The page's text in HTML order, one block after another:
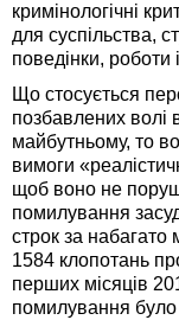
кримінологічні
для суспільства,
поведінки, роботи і
Що стосується
позбавлених волі
майбутньому, то
вимоги
щоб воно не
помилування
строк за набагато
1584 клопотань
перших місяців
помилування